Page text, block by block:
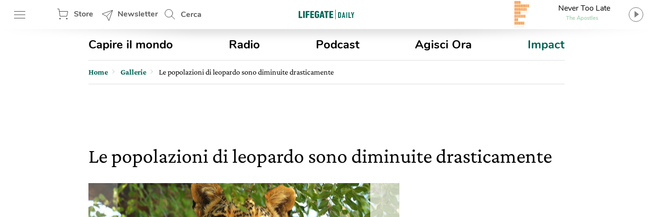
Store Newsletter Cerca
Never Too Late
The Apostles
Capire il mondo Radio Podcast Agisci Ora Impact
Home Gallerie Le popolazioni di leopardo sono diminuite drasticamente
Le popolazioni di leopardo sono diminuite drasticamente